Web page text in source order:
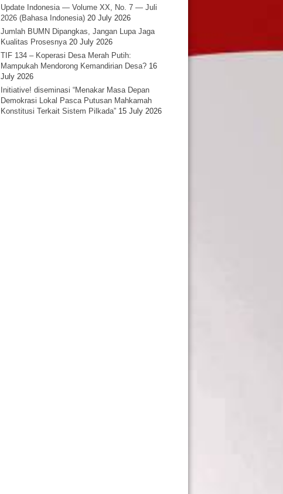
Update Indonesia — Volume XX, No. 7 — Juli
2026 (Bahasa Indonesia) 20 July 2026
Jumlah BUMN Dipangkas, Jangan Lupa Jaga
Kualitas Prosesnya 20 July 2026
TIF 134 – Koperasi Desa Merah Putih:
Mampukah Mendorong Kemandirian Desa? 16
July 2026
Initiative! diseminasi “Menakar Masa Depan
Demokrasi Lokal Pasca Putusan Mahkamah
Konstitusi Terkait Sistem Pilkada” 15 July 2026